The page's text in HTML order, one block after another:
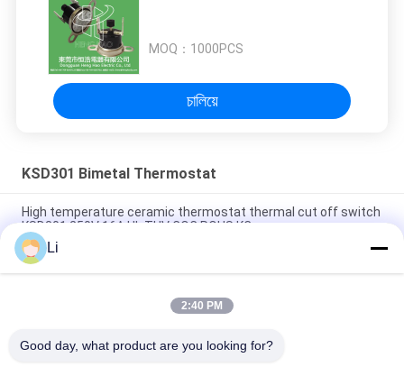
MOQ： 1000PCS
চালিয়ে
KSD301 Bimetal Thermostat
High temperature ceramic thermostat thermal cut off switch
KSD301 250V 16A UL TUV CQC ROHS KC
Bimetal Disc Snap Action Thermostats, low temperature
limited control switch H31 250V 10 13C
Snap Action Type KSD301 Bimetal Thermostat AC 125V 250V
Li
2:40 PM
Good day, what product are you looking for?